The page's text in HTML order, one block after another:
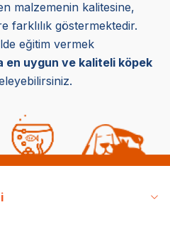
malzemenin kalitesine,
farklılık göstermektedir.
eğitim vermek
en uygun ve kaliteli köpek